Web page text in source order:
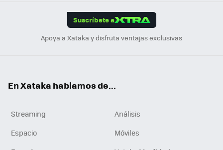
Suscríbete a
Apoya a Xataka y disfruta ventajas exclusivas
En Xataka hablamos de...
Streaming
Análisis
Espacio
Móviles